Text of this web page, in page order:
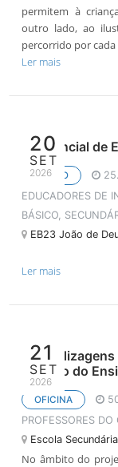
permitem à
outro lado, ao
percorrido por cada
Ler mais
20
SET
2026
Referencial de
CURSO
EDUCADORES DE
BÁSICO,
EB23 João de
Ler mais
21
SET
2026
1.º ciclo do
OFICINA
PROFESSORES
Escola
No âmbito do